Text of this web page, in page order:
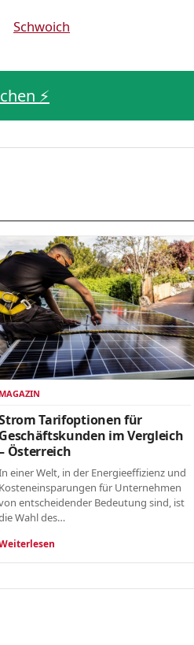
Schwoich
⚡️
MAGAZIN
Tarifoptionen für
Geschäftskunden im Vergleich
Österreich
einer Welt, in der Energieeffizienz und
Kosteneinsparungen für Unternehmen
entscheidender Bedeutung sind, ist
Wahl des…